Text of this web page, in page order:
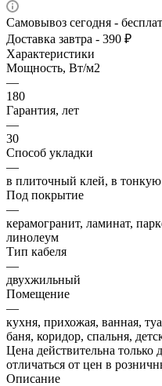
Самовывоз сегодня -
Доставка завтра - 390 ₽
Характеристики
Мощность, Вт/м2
—
180
Гарантия, лет
—
30
Способ укладки
—
в плиточный клей, в
Под покрытие
—
керамогранит, ламинат,
линолеум
Тип кабеля
—
двухжильный
Помещение
—
кухня, прихожая, ванная,
баня, коридор, спальня,
Цена действительна только
отличаться от цен в
Описание